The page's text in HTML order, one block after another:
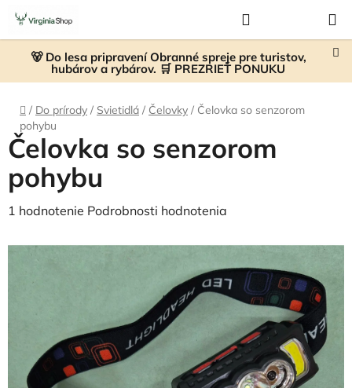
Prejsť
obsah
🐻 Do lesa pripravení Obranné spreje pre turistov,
hubárov a rybárov. 🛒 PREZRIEŤ PONUKU
KOŠÍK
Domov
/ Do prírody / Svietidlá / Čelovky / Čelovka so senzorom
pohybu
Čelovka so senzorom
pohybu
Priemerné
produktu
hviezdičiek.
1 hodnotenie Podrobnosti hodnotenia